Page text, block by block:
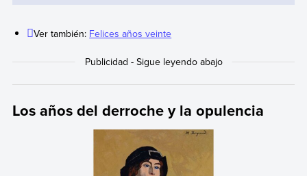
Ver también: Felices años veinte
Los años del derroche y la opulencia